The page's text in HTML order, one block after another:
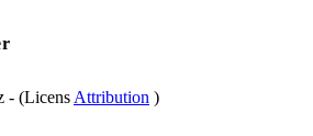
- (Licens Attribution )